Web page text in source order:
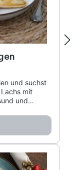
und suchst
mit
und
leichte